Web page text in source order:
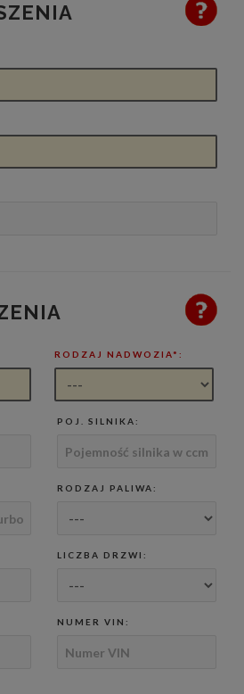
RODZAJ NADWOZIA*:
POJ. SILNIKA:
RODZAJ PALIWA:
LICZBA DRZWI:
NUMER VIN: